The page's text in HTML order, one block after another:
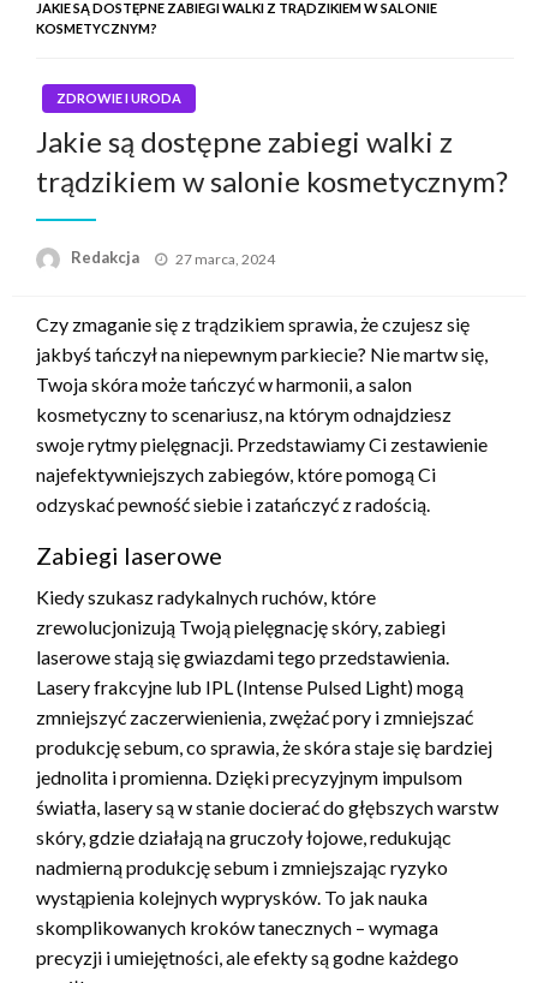
JAKIE SĄ DOSTĘPNE ZABIEGI WALKI Z TRĄDZIKIEM W SALONIE
KOSMETYCZNYM?
ZDROWIE I URODA
Jakie są dostępne zabiegi walki z
trądzikiem w salonie kosmetycznym?
Redakcja Napisano
27 marca, 2024
Czy zmaganie się z trądzikiem sprawia, że czujesz się
jakbyś tańczył na niepewnym parkiecie? Nie martw się,
Twoja skóra może tańczyć w harmonii, a salon
kosmetyczny to scenariusz, na którym odnajdziesz
swoje rytmy pielęgnacji. Przedstawiamy Ci zestawienie
najefektywniejszych zabiegów, które pomogą Ci
odzyskać pewność siebie i zatańczyć z radością.
Zabiegi laserowe
Kiedy szukasz radykalnych ruchów, które
zrewolucjonizują Twoją pielęgnację skóry, zabiegi
laserowe stają się gwiazdami tego przedstawienia.
Lasery frakcyjne lub IPL (Intense Pulsed Light) mogą
zmniejszyć zaczerwienienia, zwężać pory i zmniejszać
produkcję sebum, co sprawia, że skóra staje się bardziej
jednolita i promienna. Dzięki precyzyjnym impulsom
światła, lasery są w stanie docierać do głębszych warstw
skóry, gdzie działają na gruczoły łojowe, redukując
nadmierną produkcję sebum i zmniejszając ryzyko
wystąpienia kolejnych wyprysków. To jak nauka
skomplikowanych kroków tanecznych – wymaga
precyzji i umiejętności, ale efekty są godne każdego